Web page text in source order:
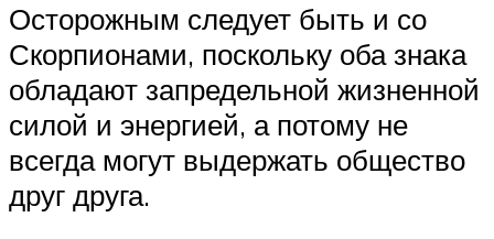
Осторожным следует быть и со
Скорпионами, поскольку оба знака
обладают запредельной жизненной
силой и энергией, а потому не
всегда могут выдержать общество
друг друга.